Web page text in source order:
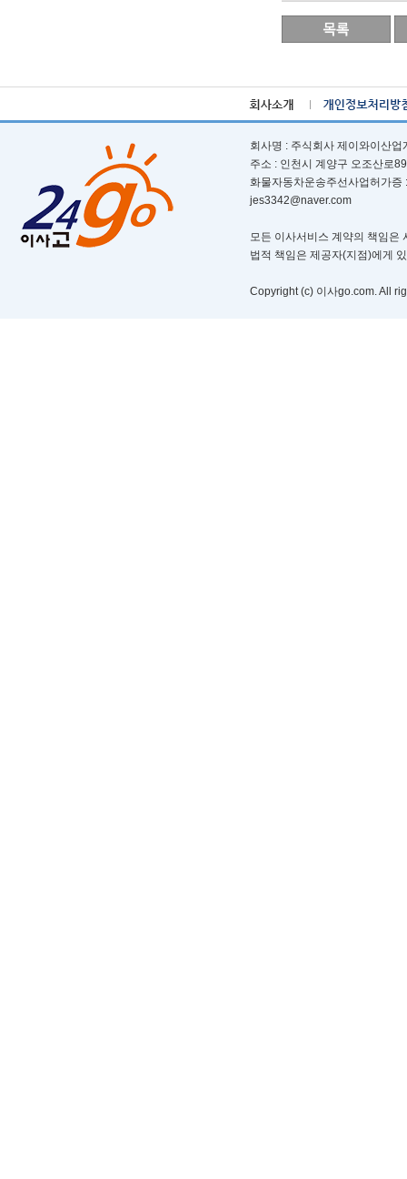
회사명 : 주식회사 제이와이산
주소 : 인천시 계양구 오조산로
화물자동차운송주선사업허가
jes3342@naver.com
모든 이사서비스 계약의 책임은
법적 책임은 제공자(지점)에게
Copyright (c) 이사go.com. All